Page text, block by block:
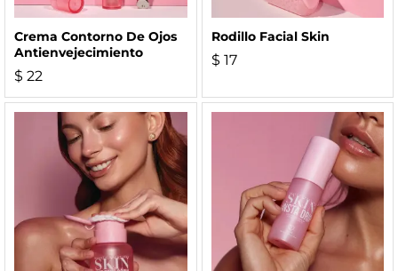
Crema Contorno De Ojos
Antienvejecimiento
$ 22
Rodillo Facial Skin
$ 17